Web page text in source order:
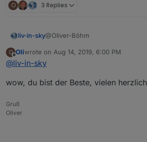
O 3 Replies
liv-in-sky@Oliver-Böhm
probier mal
bitte Hostnamen wieder
var devicename =
O
Offline
Oliwrote on Aug 14, 2019, 6:00 PM
last edited by
@liv-in-sky
wow, du bist der Beste, vielen
Gruß
Oliver